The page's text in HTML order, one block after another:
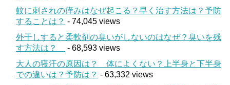
蚊に刺されの痒みはなぜ起こる？早く治す方法は？予防
することは？ - 74,045 views
外干しすると柔軟剤の臭いがしないのはなぜ？臭いを残
す方法は？
- 68,593 views
大人の寝汗の原因は？ 体によくない？上半身と下半身
での違いは？予防は？ - 63,332 views